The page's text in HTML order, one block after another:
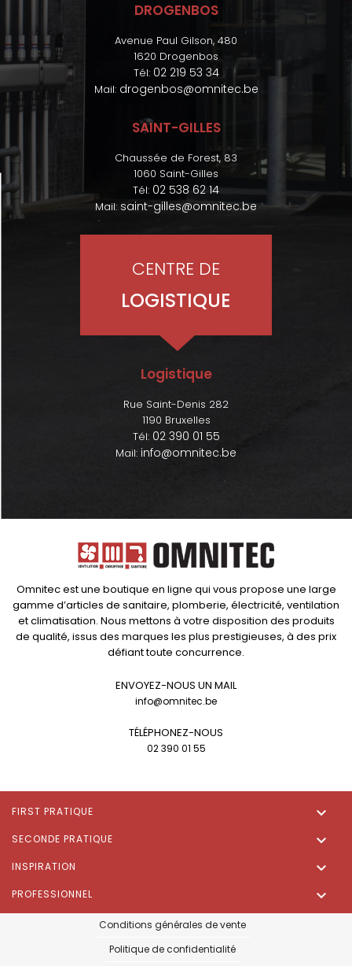
DROGENBOS
Avenue Paul Gilson, 480
1620 Drogenbos
Tél: 02 219 53 34
Mail: drogenbos@omnitec.be
SAINT-GILLES
Chaussée de Forest, 83
1060 Saint-Gilles
Tél: 02 538 62 14
Mail: saint-gilles@omnitec.be
CENTRE DE
LOGISTIQUE
Logistique
Rue Saint-Denis 282
1190 Bruxelles
Tél: 02 390 01 55
Mail: info@omnitec.be
Omnitec est une boutique en ligne qui vous propose une large
gamme d’articles de sanitaire, plomberie, électricité, ventilation
et climatisation. Nous mettons à votre disposition des produits
de qualité, issus des marques les plus prestigieuses, à des prix
défiant toute concurrence.
ENVOYEZ-NOUS UN MAIL
info@omnitec.be
TÉLÉPHONEZ-NOUS
02 390 01 55
FIRST PRATIQUE 
SECONDE PRATIQUE 
INSPIRATION 
PROFESSIONNEL 
Conditions générales de vente
Politique de confidentialité